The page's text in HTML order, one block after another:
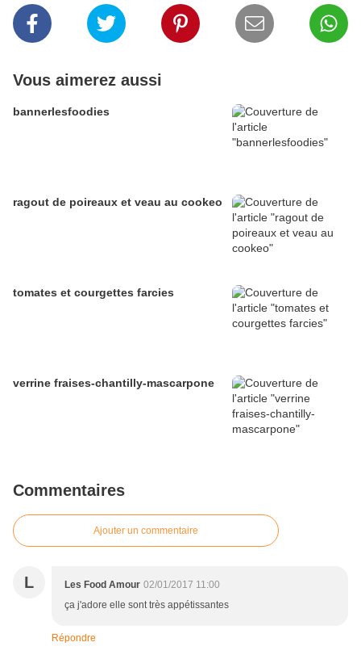
Vous aimerez aussi
bannerlesfoodies
ragout de poireaux et veau au cookeo
tomates et courgettes farcies
verrine fraises-chantilly-mascarpone
Commentaires
Ajouter un commentaire
L Les Food Amour 02/01/2017 11:00
ça j'adore elle sont très appétissantes
Répondre